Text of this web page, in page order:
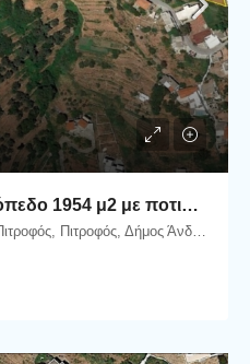
Στον Άνω Πιτροφό. Οικόπεδο 1954 μ2 με ποτιστικό νερό και πανοραμική θέα στη θάλασσα.